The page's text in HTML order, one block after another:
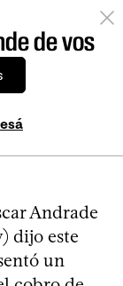
de vos
Andrade
dijo este
un